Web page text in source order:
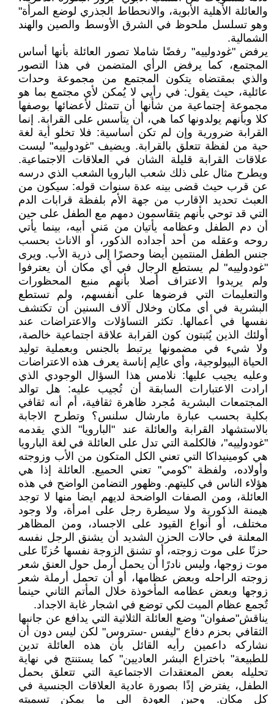
والعائلة الأهلية الأبوية، والانحطاط الجذري لوضع المرأة"
وهو تسلسل ملحوظ في الشرق الأوسط والصين والهند
الشمالية.
يرفض "غودولييه" رفضًا شاملا تصور العائلة بأنها أساس
المجتمع، كما يرفض الرأي المتضمن في هذا التصور
والذي بمقتضاه يتكون المجتمع من مجموعة وحدات
عائلية، حيث يقول: في رأيي لا يُمكن لأي مجتمع بما هو
مجموعة إجتماعية من شأنها أن تتمثل لأعضائها بوصفها
كلا وبأنهم يولدونها كما هي، أن يتأسس على القرابة. إنما
القرابة ضرورية وإن لم تكن أساسية: فلا تخلو أية لغة
حية من لفظة تتعلق بالقرابة. ويضيف "غودولييه" ليست
علاقات القرابة قليلة الشان في العلاقات الاجتماعية.
ويطرح مثال على ذلك شعب البارويا الشعب الذي درسه
عن قرب حيث قضى بينه عدة سنوات قوله: سيكون من
العبث تحديد الاقارب من جهة الأم بلفظة قرابات الدم
التي قد توحي بأنهم يتقاسمون دمهم مع الطفل على حين
أن دم الطفل وعظامه يأتيان من مَني أبيه، بينما يأتي
روحه وعقله من أحد أجداده الذكور، أو الاناث بحسب
جنس الطفل المنتمين أيضا وحصرًا إلى ذرية الأب. ويرى
"غودولييه" لم يستطع الرجال في أي مكان أن يعترفوا
ولم يريدوا الاعتراف أصلا بأنهم منبع المحظورات
والتعليمات التي فرضوها على أنفسهم، ولم تستطع
البشرية في أي مكان وخلال آلاف السنين أن تكتشف
نفسها في أعمالها. تكثر التساؤلات والاعتراضات عند
أولئك الذين يُثبتون كون القرابة علاقة اجتماعية خالصة،
ولا شيء في مضمونها يرتبط بالجنس وبعملية توليد
الحياة البيولوجية، وأي عالِم إناسة يعرف هذه الاعتراضات
وعليه يجيب عليها: نلامس هذا السؤال الوجودي الذي
ارادت الاعتبارات السابقة أن تُجيب عليه: هل توالد
المجتمعات البشرية مُجرد ظاهرة ثقافية، أم أنه ثقافي
بكلية بحسب عبارة مارشال سلنس؟ وتطرح الاجابة
بالاستشهاد القرابة والعائلة عند "البارويا" الذي يقدمه
"غودولييه"، فالكلمة التي تدل على العائلة في لغة البارويا
هي كومينيداكا التي تعني الكل المتكون من الأب وزوجته
وأولاده، ولفظة "كومي" تعني الحميع. العائلة إذا هي
هؤلاء الناس في كليتهم. وظهور التضامن الواضح في هذه
العائلة، ومن الصفات الواضحة لديهم ايضا منها لا توجد
هيمنة الذكورية ولا سيطرة رجل على امرأة، ولا وجود
مختلف، أو أنواع القيود على الاجساد، ومن المظاهر
المعلنة في حالات الحزن الشديد أن يشنق الرجل نفسه
حزنًا على موت زوجته، أو تشنق الزوجة نفسها حُزنًا على
موت زوجها، وليس نادرًا أن يحمل أرمل حول العنق شعر
زوجته الراحله وبعض عظامها، أو أن تحمل أرملة شعر
زوجها وبعض عظامه المأخوذة خلال المأتم الثاني حينما
تٌجمع عظام الميت لكي توضع في اشجار غابة الاجداد.
يناقش"صفوان" وضع العائلة الثلاثية التي يدافع عن جانبها
الثقافي بحزم دفاع "ليفس -ستروس" لكن ليس دون أن
نشاركه داعمين رأيه القائل بأن هذه العائلة تدين
للطبيعة" باختراع البشر العاديين" كما يستنتج في نهاية
تحليله بعض المعتقدات الاجتماعية التي تتعلق بحمل
الطفل، يفترض إذًا بصورة عادية العلاقات الجنسية في
كل مكان. وحين العودة الى ما يمكن تسميته